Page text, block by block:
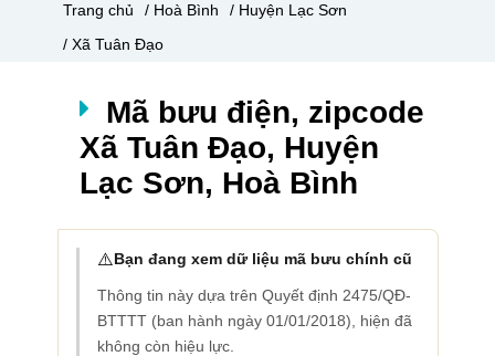
Trang chủ / Hoà Bình
/ Huyện Lạc Sơn
/ Xã Tuân Đạo
Mã bưu điện, zipcode
Xã Tuân Đạo, Huyện
Lạc Sơn, Hoà Bình
⚠️Bạn đang xem dữ liệu mã bưu chính cũ
Thông tin này dựa trên Quyết định 2475/QĐ-
BTTTT (ban hành ngày 01/01/2018), hiện đã
không còn hiệu lực.